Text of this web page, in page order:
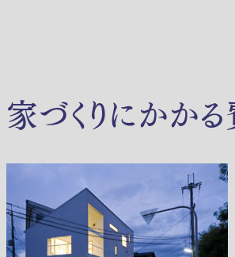
家づくりにかか